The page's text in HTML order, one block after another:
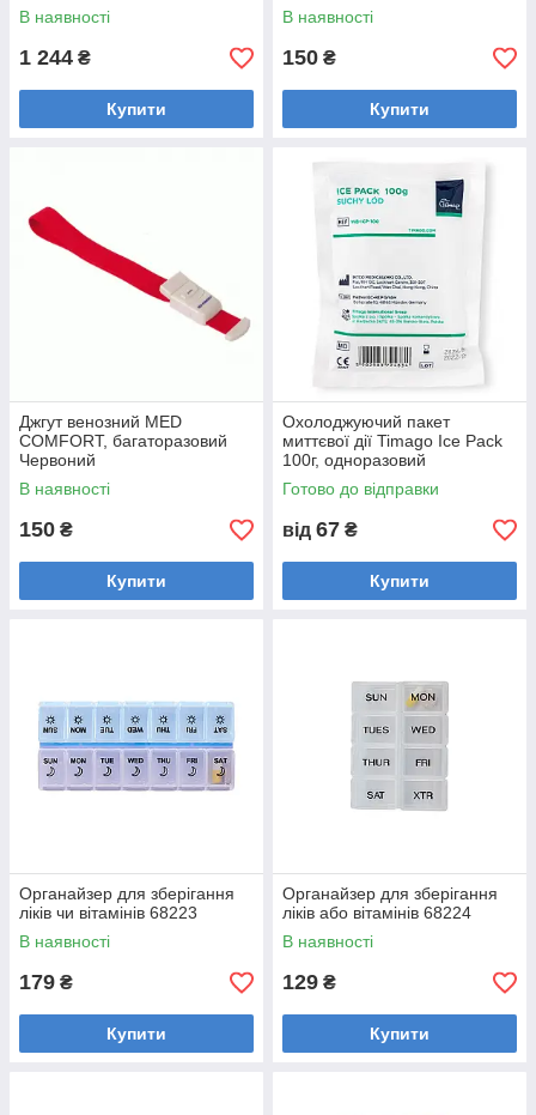
В наявності
1 244 ₴
Купити
В наявності
150 ₴
Купити
Джгут венозний MED
COMFORT, багаторазовий
Червоний
В наявності
150 ₴
Купити
Охолоджуючий пакет
миттєвої дії Timago Ice Pack
100г, одноразовий
Готово до відправки
від 67 ₴
Купити
Органайзер для зберігання
ліків чи вітамінів 68223
В наявності
179 ₴
Купити
Органайзер для зберігання
ліків або вітамінів 68224
В наявності
129 ₴
Купити